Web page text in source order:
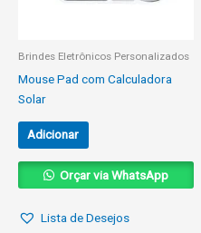
Brindes Eletrônicos Personalizados
Mouse Pad com Calculadora
Solar
Adicionar
Orçar via WhatsApp
Lista de Desejos